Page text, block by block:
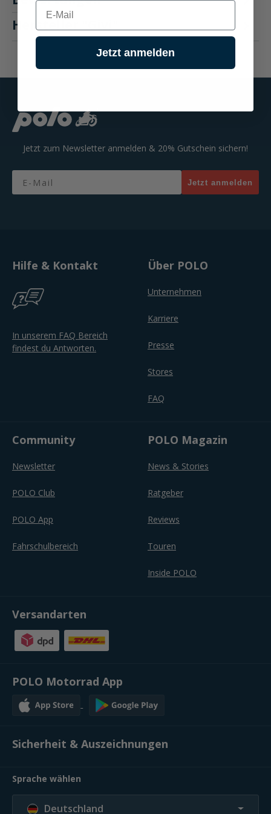
Hersteller "Givi"
Jetzt zum Newsletter anmelden & 20% Gutschein sichern!
Email
Jetzt anmelden
Hilfe & Kontakt
In unserem FAQ Bereich
findest du Antworten.
Über POLO
Unternehmen
Karriere
Presse
Stores
FAQ
Community
Newsletter
POLO Club
POLO App
Fahrschulbereich
POLO Magazin
News & Stories
Ratgeber
Reviews
Touren
Inside POLO
Versandarten
POLO Motorrad App
Sicherheit & Auszeichnungen
Sprache wählen
Deutschland
E-mail
Jetzt anmelden